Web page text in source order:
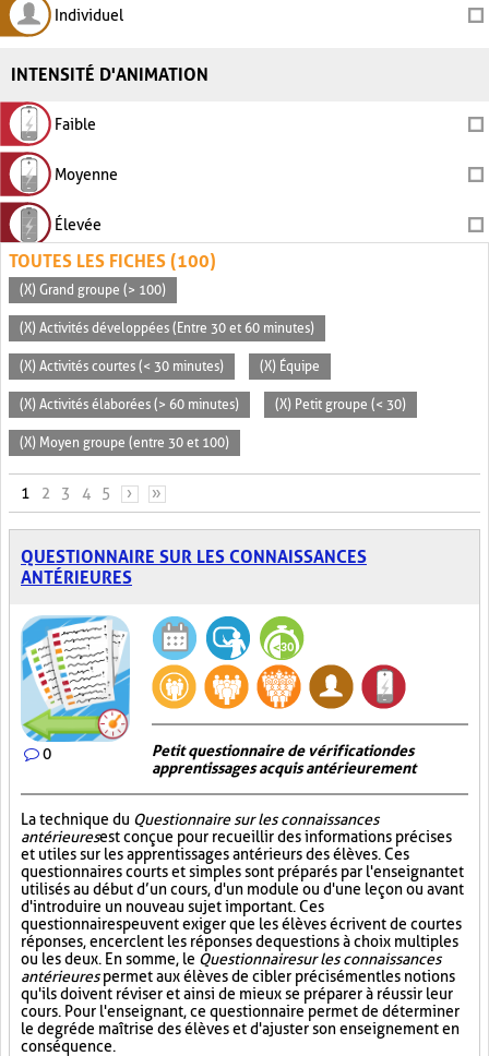
Individuel
INTENSITÉ D'ANIMATION
Faible
Moyenne
Élevée
TOUTES LES FICHES (100)
(X) Grand groupe (> 100)
(X) Activités développées (Entre 30 et 60 minutes)
(X) Activités courtes (< 30 minutes) (X) Équipe
(X) Activités élaborées (> 60 minutes) (X) Petit groupe (< 30)
(X) Moyen groupe (entre 30 et 100)
PAGES
1 2 3 4 5 › »
QUESTIONNAIRE SUR LES CONNAISSANCES
ANTÉRIEURES
0
Petit questionnaire de vérification des
apprentissages acquis antérieurement
La technique du Questionnaire sur les connaissances
antérieuresest conçue pour recueillir des informations précises
et utiles sur les apprentissages antérieurs des élèves. Ces
questionnaires courts et simples sont préparés par l'enseignant et
utilisés au début d’un cours, d'un module ou d'une leçon ou avant
d'introduire un nouveau sujet important. Ces
questionnaires peuvent exiger que les élèves écrivent de courtes
réponses, encerclent les réponses de questions à choix multiples
ou les deux. En somme, le Questionnaire sur les connaissances
antérieurespermet aux élèves de cibler précisément les notions
qu'ils doivent réviser et ainsi de mieux se préparer à réussir leur
cours. Pour l'enseignant, ce questionnaire permet de déterminer
le degré de maîtrise des élèves et d'ajuster son enseignement en
conséquence.